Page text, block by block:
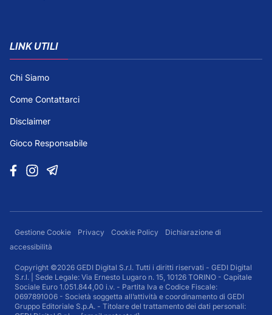
LINK UTILI
Chi Siamo
Come Contattarci
Disclaimer
Gioco Responsabile
Gestione Cookie Privacy Cookie Policy
Dichiarazione di
accessibilità
Copyright ©2026 GEDI Digital S.r.l. Tutti i diritti riservati - GEDI Digital
S.r.l. | Sede Legale: Via Ernesto Lugaro n. 15, 10126 TORINO - Capitale
Sociale Euro 1.051.844,00 i.v. - Partita Iva e Codice Fiscale:
0697891006 - Società soggetta all’attività e coordinamento di GEDI
Gruppo Editoriale S.p.A. - Titolare del trattamento dei dati personali: